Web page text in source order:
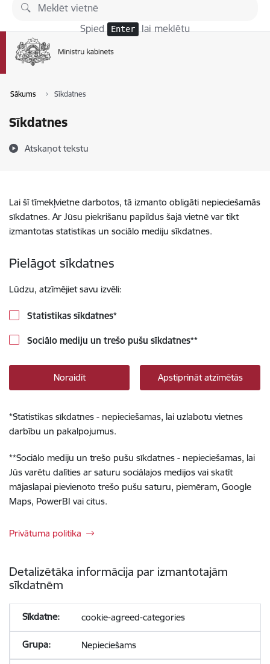
Pāriet uz lapas saturu
Spied Enter lai meklētu
Sākums Sīkdatnes
Sīkdatnes
Atskaņot tekstu
Lai šī tīmekļvietne darbotos, tā izmanto obligāti nepieciešamās
sīkdatnes. Ar Jūsu piekrišanu papildus šajā vietnē var tikt
izmantotas statistikas un sociālo mediju sīkdatnes.
Pielāgot sīkdatnes
Lūdzu, atzīmējiet savu izvēli:
Statistikas sīkdatnes*
Sociālo mediju un trešo pušu sīkdatnes**
Noraidīt Apstiprināt atzīmētās
*Statistikas sīkdatnes - nepieciešamas, lai uzlabotu vietnes
darbību un pakalpojumus.
**Sociālo mediju un trešo pušu sīkdatnes - nepieciešamas, lai
Jūs varētu dalīties ar saturu sociālajos medijos vai skatīt
mājaslapai pievienoto trešo pušu saturu, piemēram, Google
Maps, PowerBI vai citus.
Privātuma politika
Detalizētāka informācija par izmantotajām
sīkdatnēm
cookie-agreed-categories
Nepieciešams